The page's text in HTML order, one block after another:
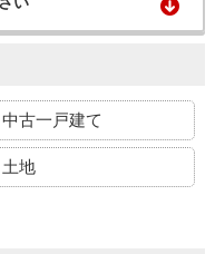
中古一戸建て
土地